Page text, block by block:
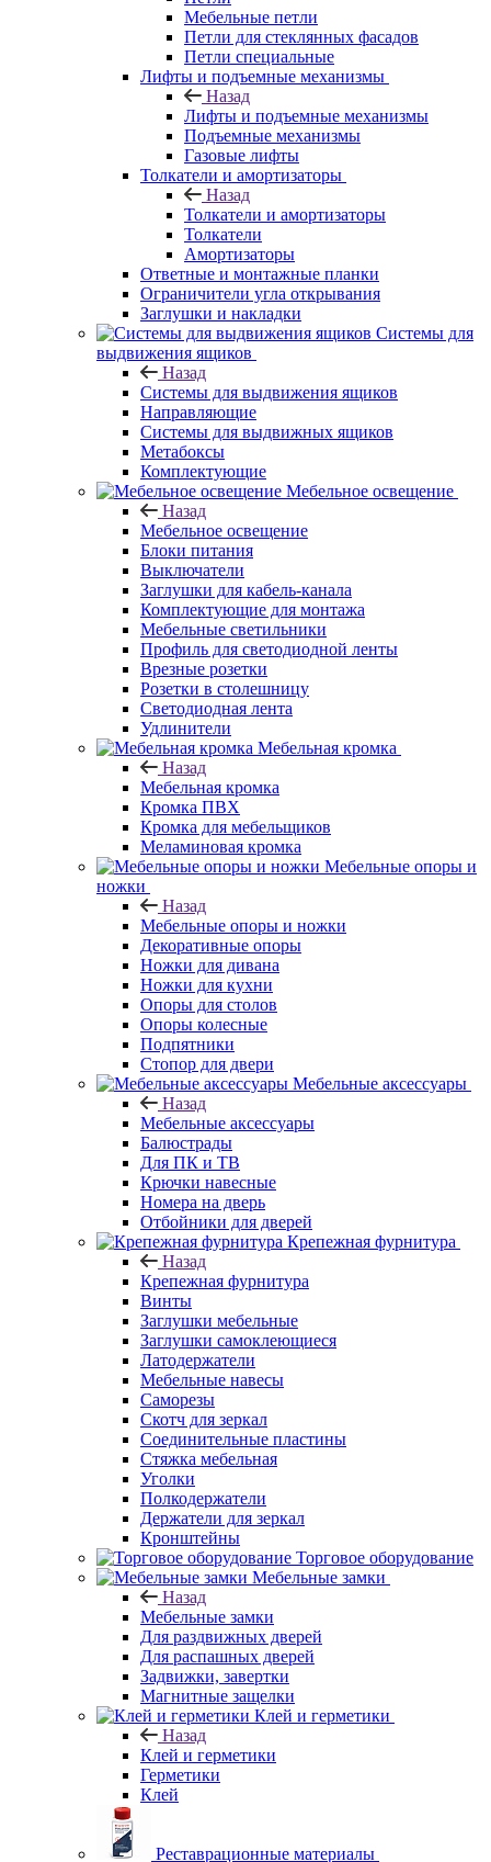
Мебельные петли
Петли для стеклянных фасадов
Петли специальные
Лифты и подъемные механизмы
Назад
Лифты и подъемные механизмы
Подъемные механизмы
Газовые лифты
Толкатели и амортизаторы
Назад
Толкатели и амортизаторы
Толкатели
Амортизаторы
Ответные и монтажные планки
Ограничители угла открывания
Заглушки и накладки
Системы для
выдвижения ящиков
Назад
Системы для выдвижения ящиков
Направляющие
Системы для выдвижных ящиков
Метабоксы
Комплектующие
Мебельное освещение
Назад
Мебельное освещение
Блоки питания
Выключатели
Заглушки для кабель-канала
Комплектующие для монтажа
Мебельные светильники
Профиль для светодиодной ленты
Врезные розетки
Розетки в столешницу
Светодиодная лента
Удлинители
Мебельная кромка
Назад
Мебельная кромка
Кромка ПВХ
Кромка для мебельщиков
Меламиновая кромка
Мебельные опоры и
ножки
Назад
Мебельные опоры и ножки
Декоративные опоры
Ножки для дивана
Ножки для кухни
Опоры для столов
Опоры колесные
Подпятники
Стопор для двери
Мебельные аксессуары
Назад
Мебельные аксессуары
Балюстрады
Для ПК и ТВ
Крючки навесные
Номера на дверь
Отбойники для дверей
Крепежная фурнитура
Назад
Крепежная фурнитура
Винты
Заглушки мебельные
Заглушки самоклеющиеся
Латодержатели
Мебельные навесы
Саморезы
Скотч для зеркал
Соединительные пластины
Стяжка мебельная
Уголки
Полкодержатели
Держатели для зеркал
Кронштейны
Торговое оборудование
Мебельные замки
Назад
Мебельные замки
Для раздвижных дверей
Для распашных дверей
Задвижки, завертки
Магнитные защелки
Клей и герметики
Назад
Клей и герметики
Герметики
Клей
Реставрационные материалы